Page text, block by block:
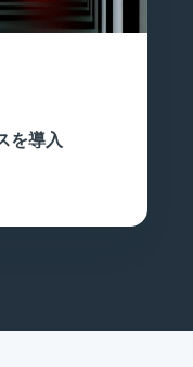
を導入